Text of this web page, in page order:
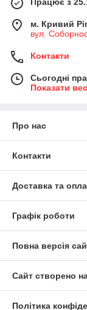
м. Кривий
вул.
Контакти
Сьогодні
Показати
Про нас
Контакти
Доставка та
Графік роботи
Повна версія
Сайт створено
Політика